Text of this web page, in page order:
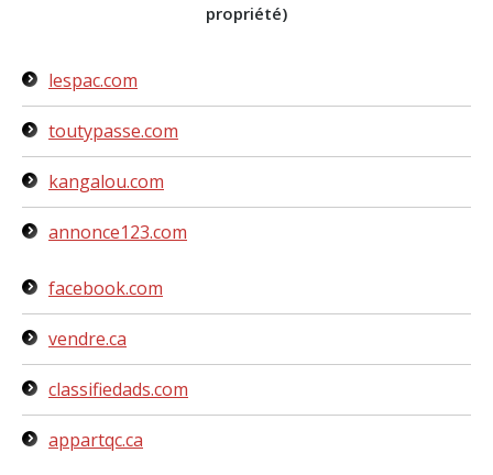
propriété)
lespac.com
toutypasse.com
kangalou.com
annonce123.com
facebook.com
vendre.ca
classifiedads.com
appartqc.ca